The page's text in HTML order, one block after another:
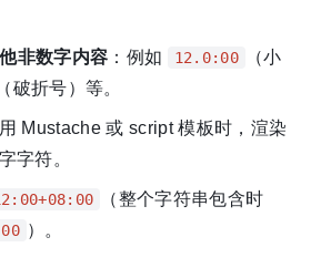
非数字内容 ：例如 12.0:00
（小
（破折号）等。
Mustache 或 script 模板时，渲染
字符。
（整个字符串包含时
）。